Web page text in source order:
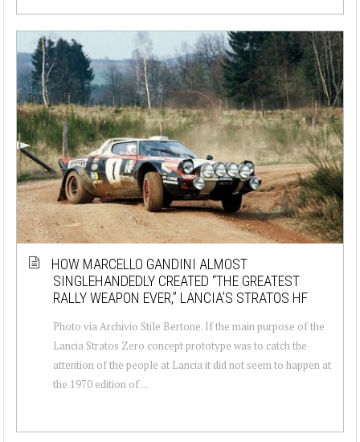
HOW MARCELLO GANDINI ALMOST
SINGLEHANDEDLY CREATED “THE GREATEST
RALLY WEAPON EVER,” LANCIA’S STRATOS HF
Photo via Archivio Stile Bertone. If the main purpose of the
Lancia Stratos Zero concept prototype was to catch the
attention of the people at Lancia it did not seem to happen at
the 1970 edition of ...